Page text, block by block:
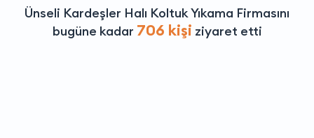
Ünseli Kardeşler Halı Koltuk Yıkama Firmasını
bugüne kadar 706 kişi ziyaret etti